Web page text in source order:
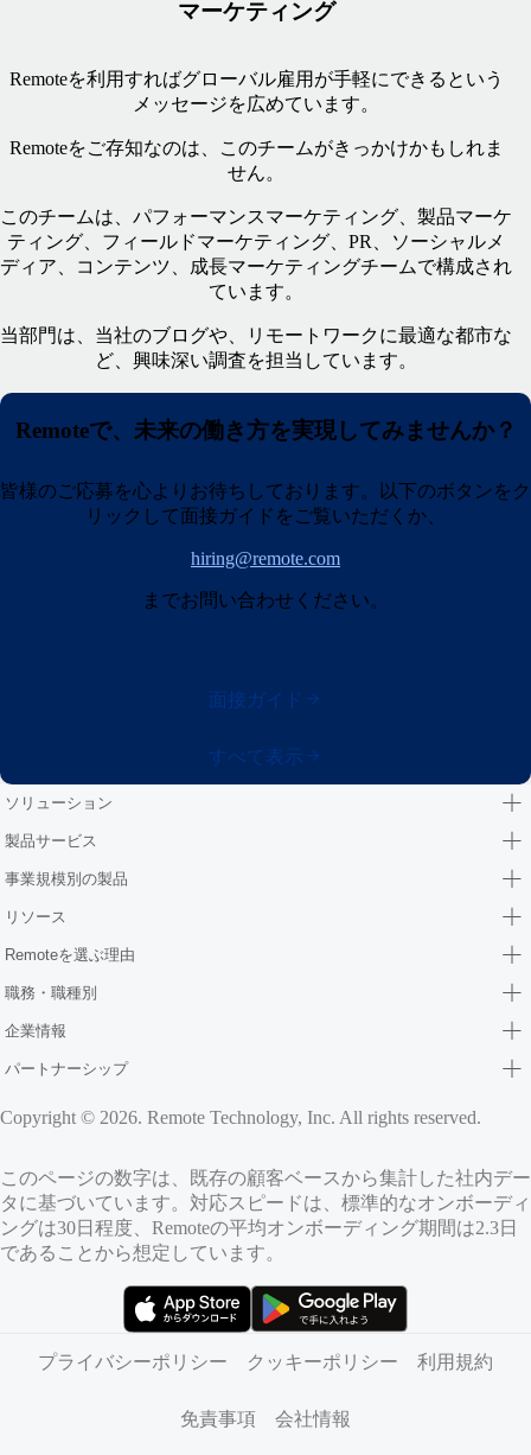
マーケティング
Remoteを利用すればグローバル雇用が手軽にできるという
メッセージを広めています。
Remoteをご存知なのは、このチームがきっかけかもしれま
せん。
このチームは、パフォーマンスマーケティング、製品マーケ
ティング、フィールドマーケティング、PR、ソーシャルメ
ディア、コンテンツ、成長マーケティングチームで構成され
ています。
当部門は、当社のブログや、リモートワークに最適な都市な
ど、興味深い調査を担当しています。
Remoteで、未来の働き方を実現してみませんか？
皆様のご応募を心よりお待ちしております。以下のボタンをク
リックして面接ガイドをご覧いただくか、
hiring@remote.com
までお問い合わせください。
面接ガイド
すべて表示
ソリューション
製品サービス
事業規模別の製品
リソース
Remoteを選ぶ理由
職務・職種別
企業情報
パートナーシップ
Copyright © 2026. Remote Technology, Inc. All rights reserved.
このページの数字は、既存の顧客ベースから集計した社内デー
タに基づいています。対応スピードは、標準的なオンボーディ
ングは30日程度、Remoteの平均オンボーディング期間は2.3日
であることから想定しています。
プライバシーポリシー
クッキーポリシー 利用規約
免責事項 会社情報